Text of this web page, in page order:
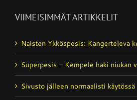
VIIMEISIMMÄT ARTIKKELIT
Naisten Ykköspesis: Kangerteleva
Superpesis – Kempele haki niukan
Sivusto jälleen normaalisti käytössä